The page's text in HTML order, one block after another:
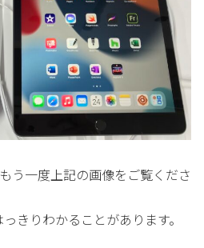
う一度上記の画像をご覧くださ
きりわかることがあります。